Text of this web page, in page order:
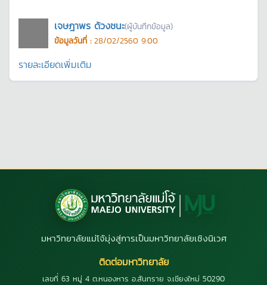
เจษฎาพร ด้วงชนะ(ผู้บันทึกข้อมูล)
ข้อมูลวันที่ : 28/02/2560 9:00
รายละเอียดเพิ่มเติม
มหาวิทยาลัยแม่โจ้มุ่งสู่การเป็นมหาวิทยาลัยเชิงนิเวศ
ติดต่อมหาวิทยาลัย
เลขที่ 63 หมู่ 4 ต.หนองหาร อ.สันทราย จ.เชียงใหม่ 50290